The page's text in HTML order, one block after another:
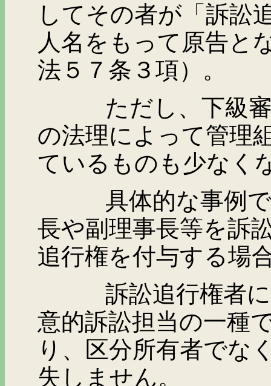
してその者が「訴訟
人名をもって原告と
法５７条３項）。
ただし、下級審の
の法理によって管理
ているものも少なく
具体的な事例では
長や副理事長等を訴
追行権を付与する場
訴訟追行権者に指
意的訴訟担当の一種
り、区分所有者でな
失しません。